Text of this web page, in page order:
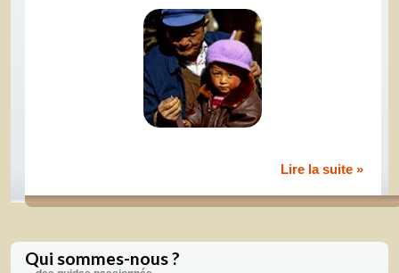
Lire la suite »
Qui sommes-nous ?